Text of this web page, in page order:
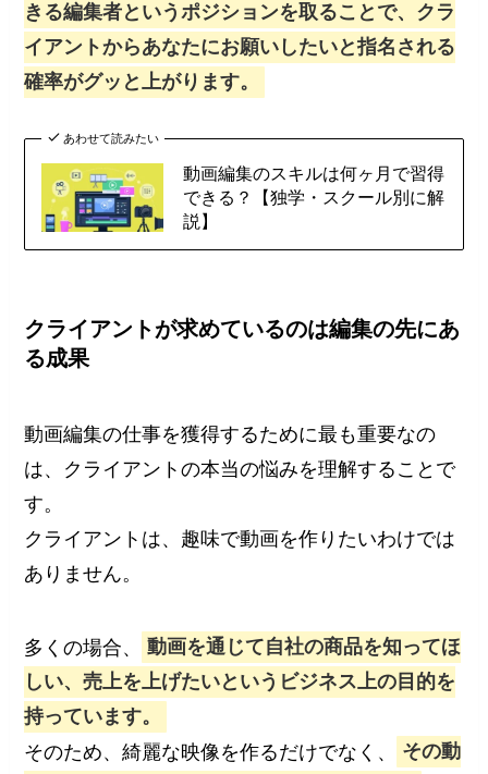
きる編集者というポジションを取ることで、クラ
イアントからあなたにお願いしたいと指名される
確率がグッと上がります。
あわせて読みたい
動画編集のスキルは何ヶ月で習得
できる？【独学・スクール別に解
説】
クライアントが求めているのは編集の先にあ
る成果
動画編集の仕事を獲得するために最も重要なの
は、クライアントの本当の悩みを理解することで
す。
クライアントは、趣味で動画を作りたいわけでは
ありません。
多くの場合、
動画を通じて自社の商品を知ってほ
しい、売上を上げたいというビジネス上の目的を
持っています。
そのため、綺麗な映像を作るだけでなく、
その動